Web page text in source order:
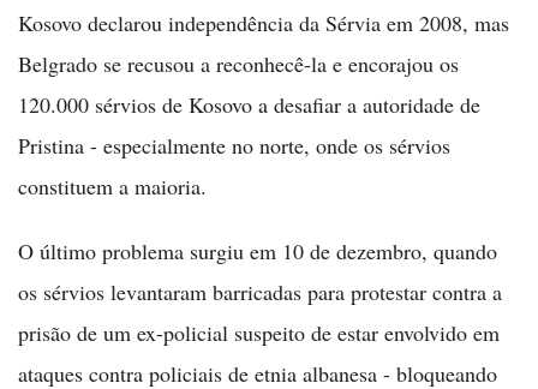
Kosovo declarou independência da Sérvia em 2008, mas
Belgrado se recusou a reconhecê-la e encorajou os
120.000 sérvios de Kosovo a desafiar a autoridade de
Pristina - especialmente no norte, onde os sérvios
constituem a maioria.
O último problema surgiu em 10 de dezembro, quando
os sérvios levantaram barricadas para protestar contra a
prisão de um ex-policial suspeito de estar envolvido em
ataques contra policiais de etnia albanesa - bloqueando